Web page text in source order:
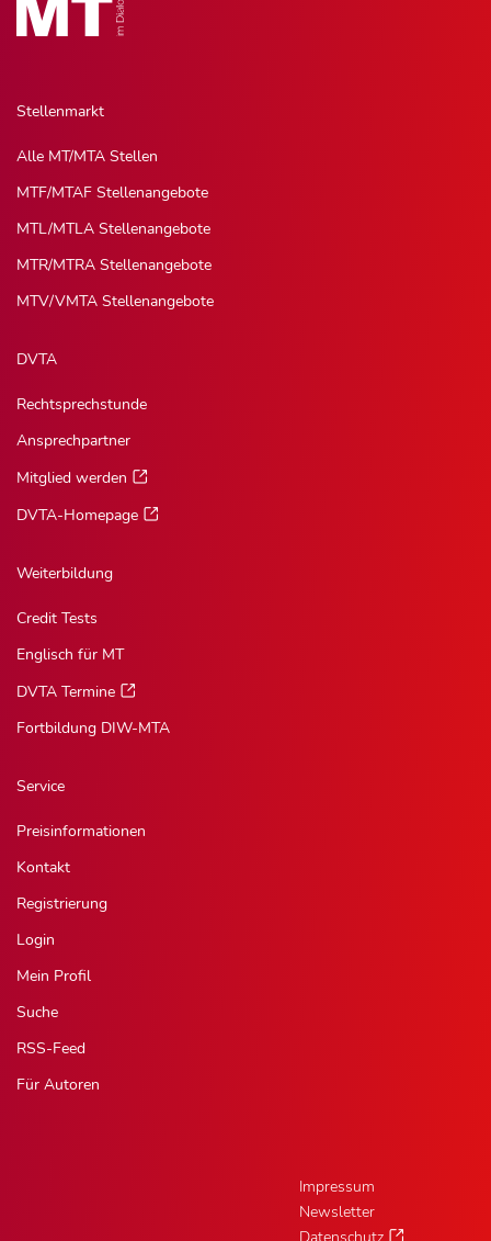
Stellenmarkt
Alle MT/MTA Stellen
MTF/MTAF Stellenangebote
MTL/MTLA Stellenangebote
MTR/MTRA Stellenangebote
MTV/VMTA Stellenangebote
DVTA
Rechtsprechstunde
Ansprechpartner
Mitglied werden
DVTA-Homepage
Weiterbildung
Credit Tests
Englisch für MT
DVTA Termine
Fortbildung DIW-MTA
Service
Preisinformationen
Kontakt
Registrierung
Login
Mein Profil
Suche
RSS-Feed
Für Autoren
Impressum
Newsletter